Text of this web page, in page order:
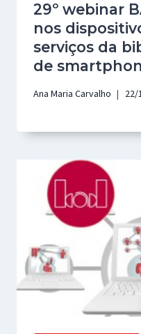
29º webinar
nos
serviços da
de
Ana Maria Carvalho 22/